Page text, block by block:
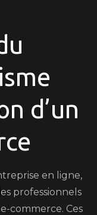
d’un
en ligne,
professionnels
commerce. Ces